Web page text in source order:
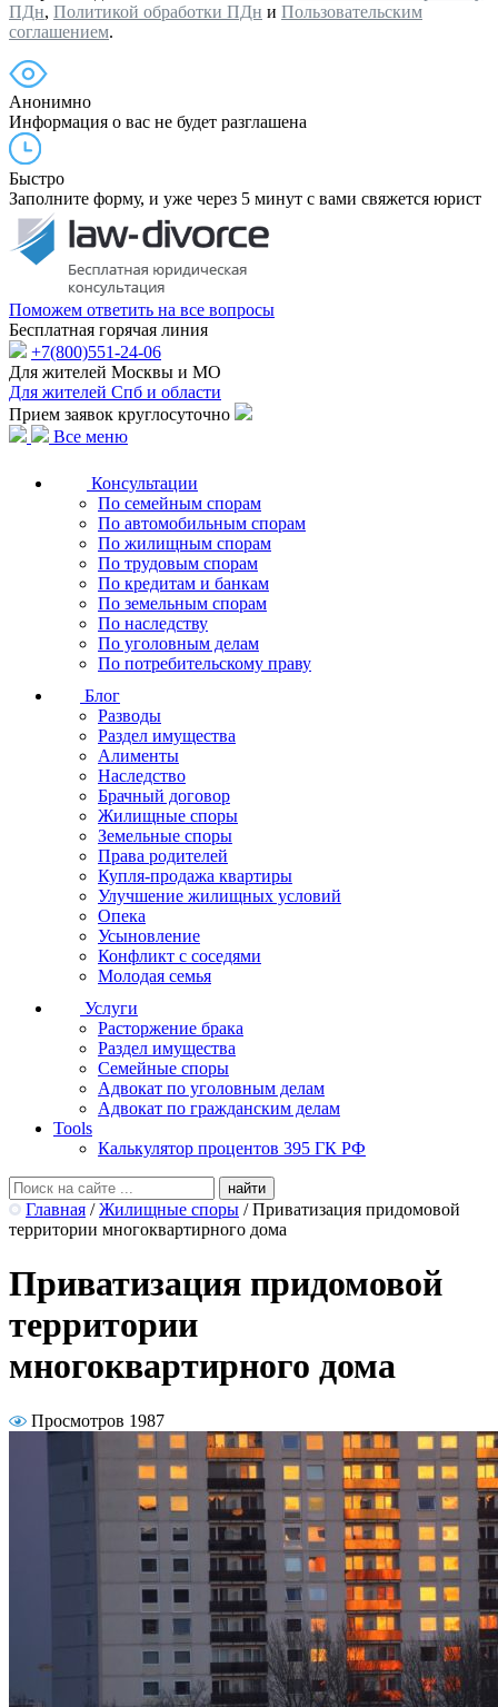
ПДн, Политикой обработки ПДн и Пользовательским
соглашением.
Анонимно
Информация о вас не будет разглашена
Быстро
Заполните форму, и уже через 5 минут с вами свяжется юрист
Поможем ответить на все вопросы
Бесплатная горячая линия
+7(800)551-24-06
Для жителей Москвы и МО
Для жителей Спб и области
Прием заявок круглосуточно
Все меню
Консультации
По семейным спорам
По автомобильным спорам
По жилищным спорам
По трудовым спорам
По кредитам и банкам
По земельным спорам
По наследству
По уголовным делам
По потребительскому праву
Блог
Разводы
Раздел имущества
Алименты
Наследство
Брачный договор
Жилищные споры
Земельные споры
Права родителей
Купля-продажа квартиры
Улучшение жилищных условий
Опека
Усыновление
Конфликт с соседями
Молодая семья
Услуги
Расторжение брака
Раздел имущества
Семейные споры
Адвокат по уголовным делам
Адвокат по гражданским делам
Tools
Калькулятор процентов 395 ГК РФ
Главная / Жилищные споры / Приватизация придомовой
территории многоквартирного дома
Приватизация придомовой
территории
многоквартирного дома
Просмотров 1987